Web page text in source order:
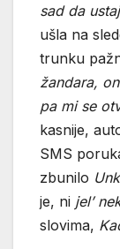
sad da
ušla na
trunku
žandara,
pa mi se
kasnije,
SMS
zbunilo
je, ni jel’
slovima,